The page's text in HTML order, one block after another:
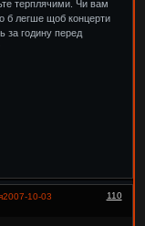
терплячими. Чи вам
б легше щоб концерти
за годину перед
110
2007-10-03